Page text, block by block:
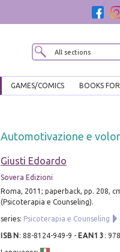
GAMES/COMICS BOOKS
Automotivazione e
Giusti Edoardo
Sovera Edizioni
Roma, 2011; paperback, pp. 208,
(Psicoterapia e Counseling).
series: Psicoterapia e Counseling
ISBN : 88-8124-949-9 - EAN13 :